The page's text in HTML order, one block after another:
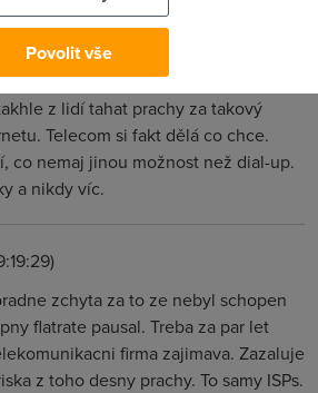
z lidí tahat prachy za takový
Telecom si fakt dělá co chce.
co nemaj jinou možnost než dial-up.
a nikdy víc.
zchyta za to ze nebyl schopen
flatrate pausal. Treba za par let
firma zajimava. Zazaluje
z toho desny prachy. To samy ISPs.
Povolit vše